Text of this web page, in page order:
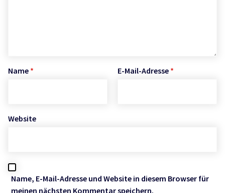
Name * E-Mail-Adresse *
Website
Name, E-Mail-Adresse und Website in diesem Browser für
meinen nächsten Kommentar speichern.